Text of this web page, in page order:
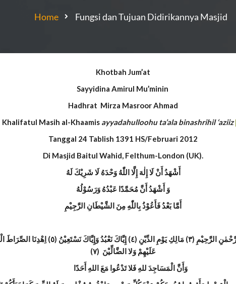
Home Fungsi dan Tujuan Didirikannya Masjid
Khotbah Jum’at
Sayyidina Amirul Mu’minin
Hadhrat Mirza Masroor Ahmad
Khalifatul Masih al-Khaamis ayyadahulloohu ta’ala binashrihil ‘aziiz
Tanggal 24 Tablish 1391 HS/Februari 2012
Di Masjid Baitul Wahid, Felthum-London (UK).
أَشْهَدُ أَنْ لَا إِلٰهَ إِلَّا اللّٰهُ وَحْدَهُ لَا شَرِيْكَ لَهُ
وَ أَشْهَدُ أَنَّ مُحَمَّدًا عَبْدُهُ وَرَسُوْلُهُ
أَمَّا بَعْدُ فَأَعُوْذُ بِاللّٰهِ مِنَ الشَّيْطَانِ الرَّجِيْمِ
عَلَيْهِمْ وَلا الضَّالِّيْنَ (٧)
وَأَنَّ الْمَسَاجِدَ للهِ فَلا تَدْعُوا مَعَ اللهِ أَحَدًا